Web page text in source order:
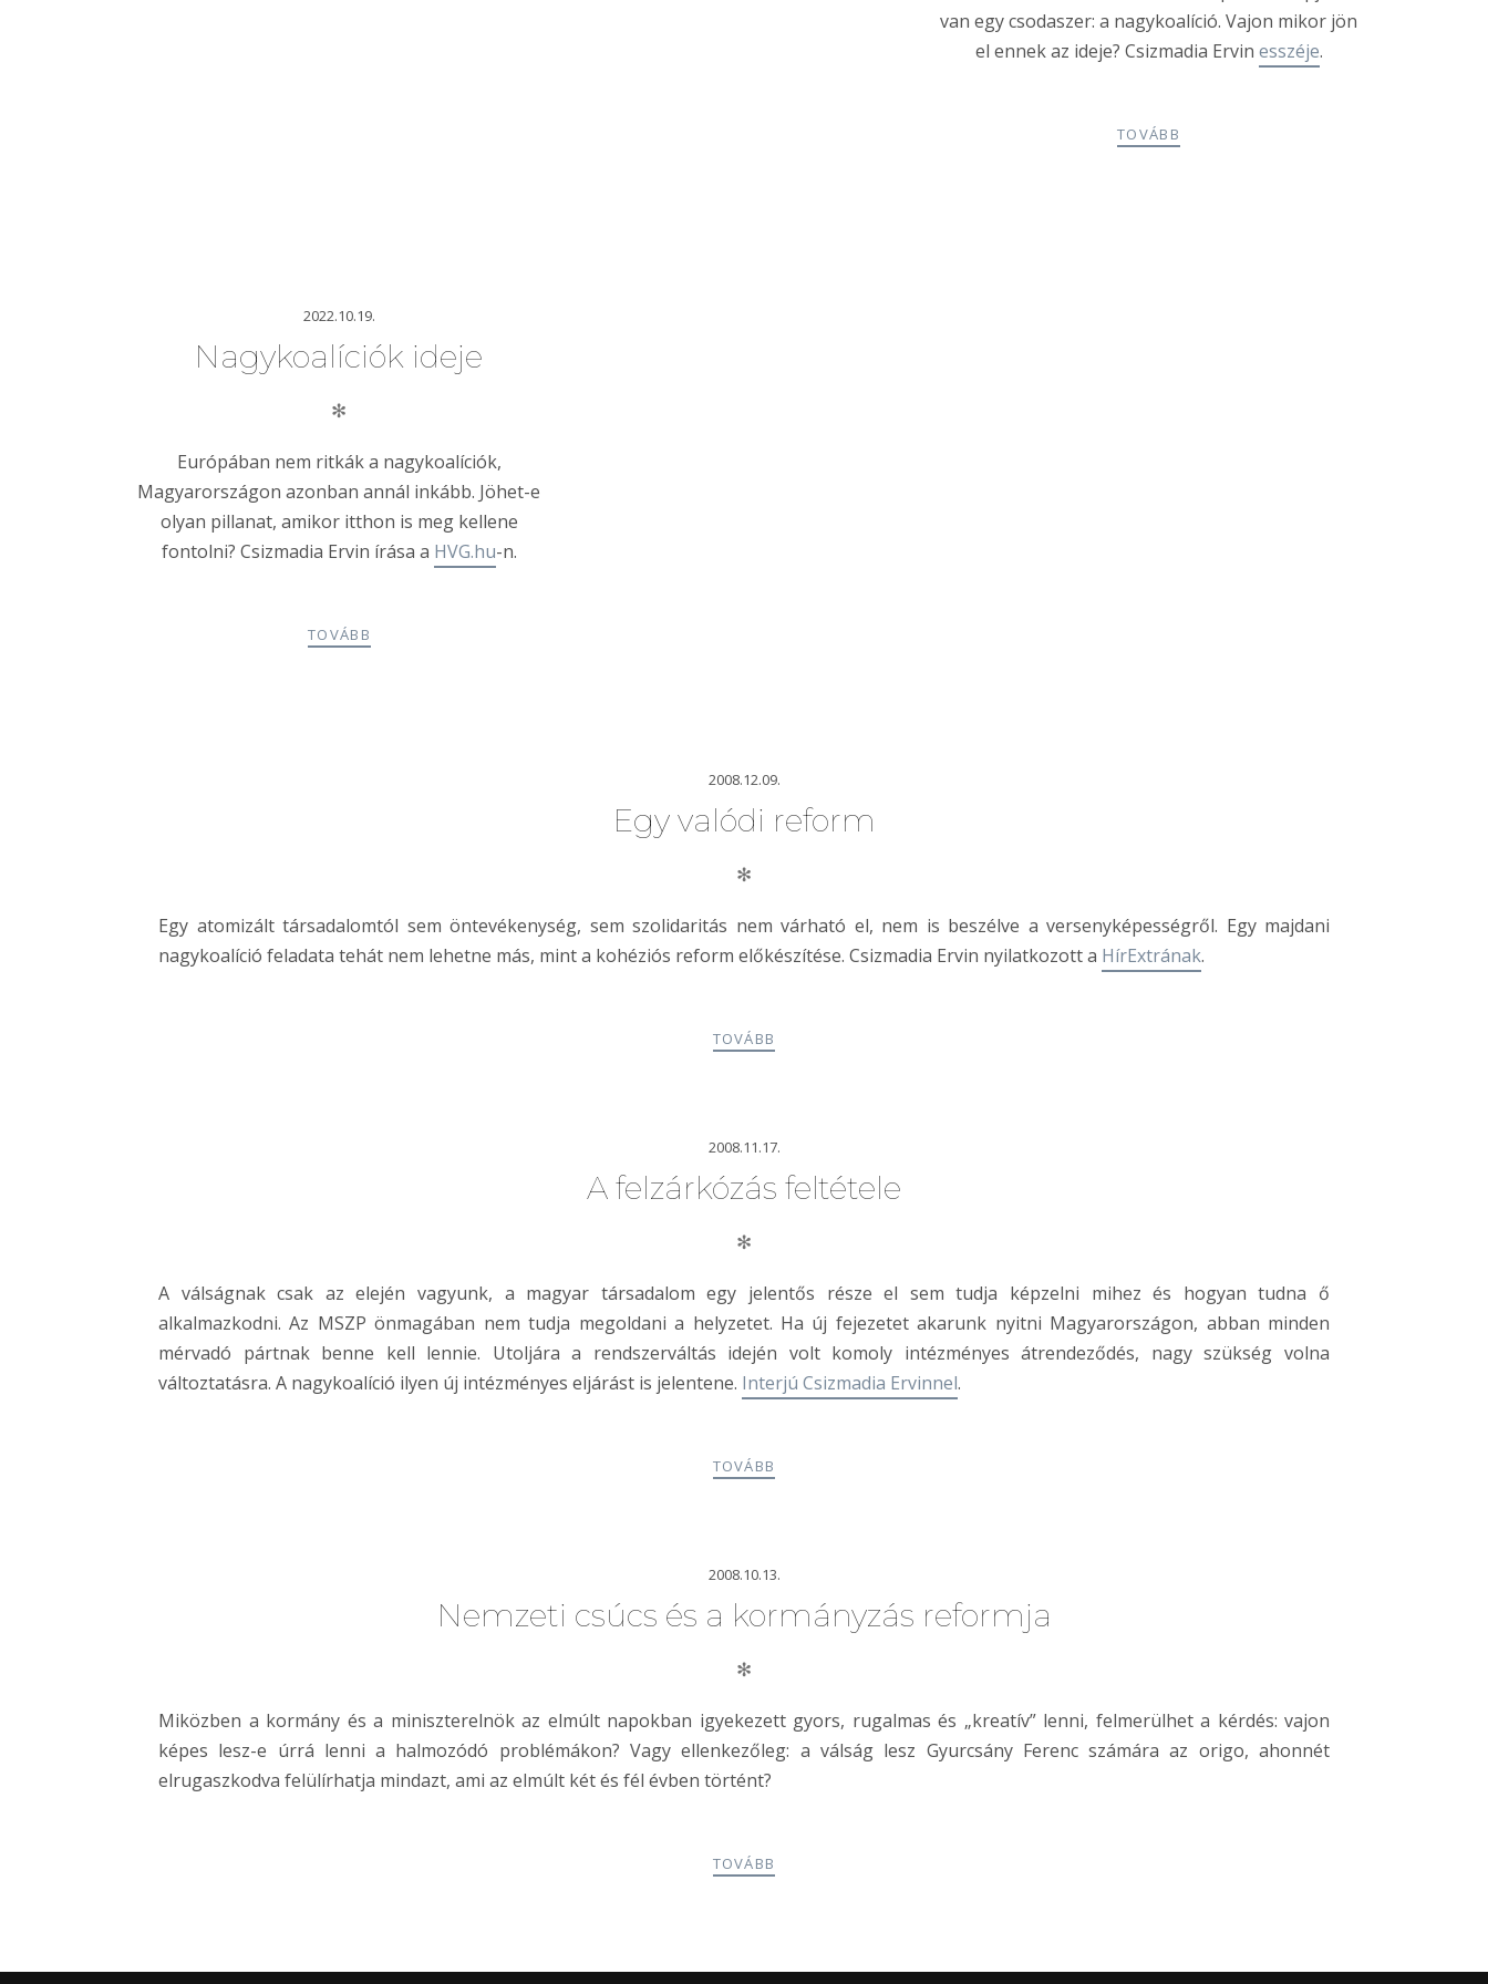
van egy csodaszer: a nagykoalíció. Vajon mikor jön
el ennek az ideje? Csizmadia Ervin esszéje.
TOVÁBB
2022.10.19.
Nagykoalíciók ideje
✻
Európában nem ritkák a nagykoalíciók,
Magyarországon azonban annál inkább. Jöhet-e
olyan pillanat, amikor itthon is meg kellene
fontolni? Csizmadia Ervin írása a HVG.hu-n.
TOVÁBB
2008.12.09.
Egy valódi reform
✻
Egy atomizált társadalomtól sem öntevékenység, sem szolidaritás nem várható el, nem is beszélve a versenyképességről. Egy majdani
nagykoalíció feladata tehát nem lehetne más, mint a kohéziós reform előkészítése. Csizmadia Ervin nyilatkozott a HírExtrának.
TOVÁBB
2008.11.17.
A felzárkózás feltétele
✻
A válságnak csak az elején vagyunk, a magyar társadalom egy jelentős része el sem tudja képzelni mihez és hogyan tudna ő
alkalmazkodni. Az MSZP önmagában nem tudja megoldani a helyzetet. Ha új fejezetet akarunk nyitni Magyarországon, abban minden
mérvadó pártnak benne kell lennie. Utoljára a rendszerváltás idején volt komoly intézményes átrendeződés, nagy szükség volna
változtatásra. A nagykoalíció ilyen új intézményes eljárást is jelentene. Interjú Csizmadia Ervinnel.
TOVÁBB
2008.10.13.
Nemzeti csúcs és a kormányzás reformja
✻
Miközben a kormány és a miniszterelnök az elmúlt napokban igyekezett gyors, rugalmas és „kreatív” lenni, felmerülhet a kérdés: vajon
képes lesz-e úrrá lenni a halmozódó problémákon? Vagy ellenkezőleg: a válság lesz Gyurcsány Ferenc számára az origo, ahonnét
elrugaszkodva felülírhatja mindazt, ami az elmúlt két és fél évben történt?
TOVÁBB